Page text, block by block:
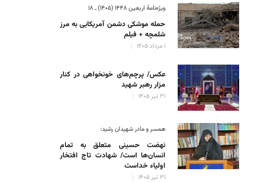
ویژه‌نامهٔ اربعین ۱۴۴۸ (۱۴۰۵) ـ ۱۸
حمله موشکی دشمن آمریکایی به مرز
شلمچه + فیلم
۱ مرداد ۱۴۰۵
عکس/ پرچم‌های خونخواهی در کنار
مزار رهبر شهید
۳۱ تیر ۱۴۰۵
همسر و مادر شهیدان رشید:
نهضت حسینی متعلق به تمام
انسان‌ها است/ شهادت تاج افتخار
اولیاء خداست
۳۱ تیر ۱۴۰۵